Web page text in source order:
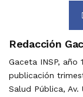
Redacción
Gaceta INSP, año
publicación
Salud Pública, Av.